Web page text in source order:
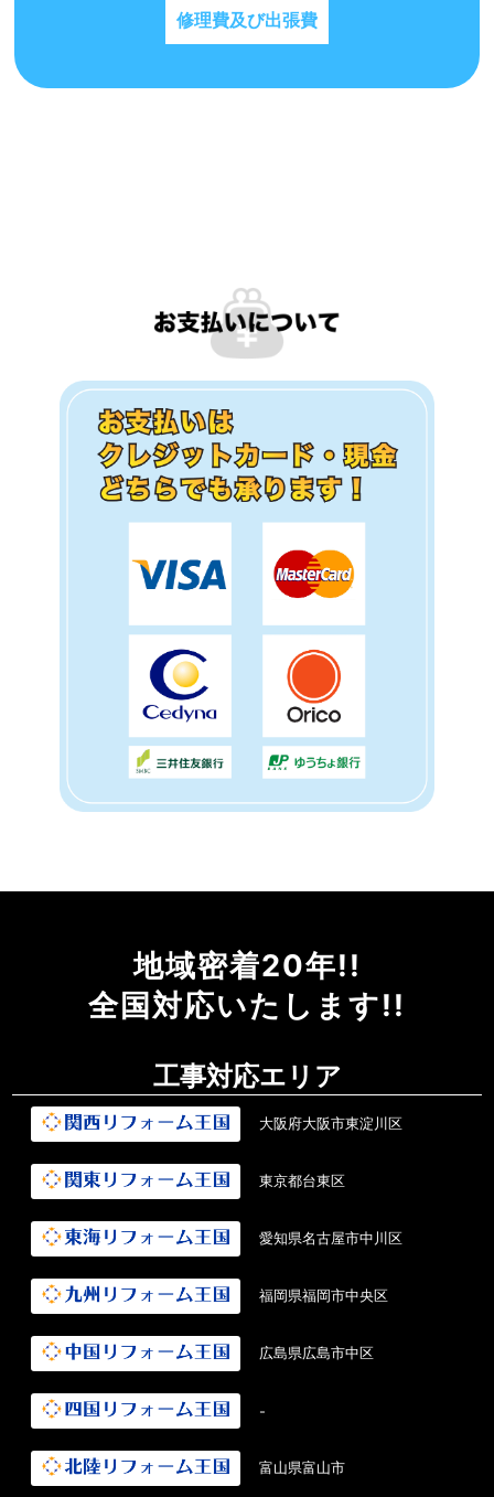
修理費及び出張費
地域密着20年!!
全国対応いたします!!
工事対応エリア
大阪府大阪市東淀川区
東京都台東区
愛知県名古屋市中川区
福岡県福岡市中央区
広島県広島市中区
-
富山県富山市